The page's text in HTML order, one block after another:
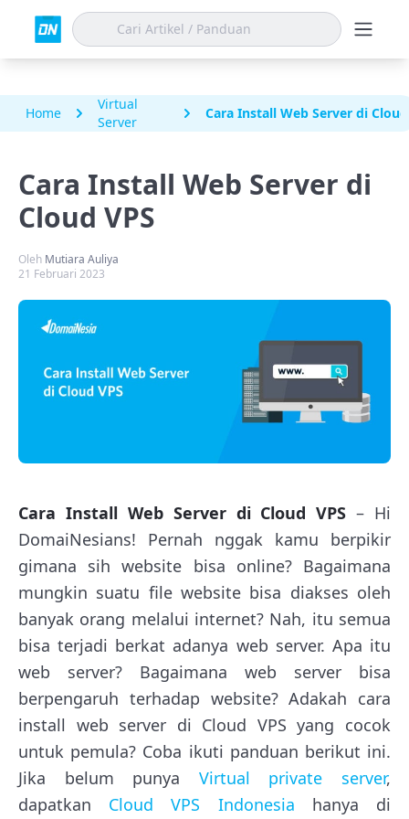
Home
Virtual
Server
Cara Install Web Server di Cloud
Cara Install Web Server di
Cloud VPS
Oleh Mutiara Auliya
21 Februari 2023
Cara Install Web Server di Cloud VPS – Hi
DomaiNesians! Pernah nggak kamu berpikir
gimana sih website bisa online? Bagaimana
mungkin suatu file website bisa diakses oleh
banyak orang melalui internet? Nah, itu semua
bisa terjadi berkat adanya web server. Apa itu
web server? Bagaimana web server bisa
berpengaruh terhadap website? Adakah cara
install web server di Cloud VPS yang cocok
untuk pemula? Coba ikuti panduan berikut ini.
Jika belum punya Virtual private server,
dapatkan Cloud VPS Indonesia hanya di